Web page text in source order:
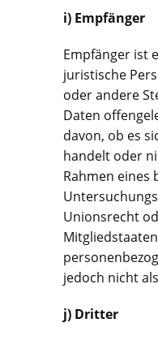
i) Empfänger
Empfänger ist
juristische
oder andere
Daten
davon, ob es
handelt oder
Rahmen eines
Unionsrecht
jedoch nicht
j) Dritter